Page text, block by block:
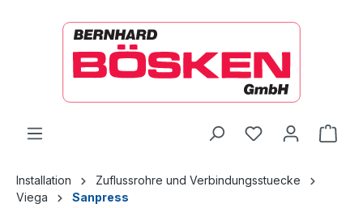
Installation
Zuflussrohre und Verbindungsstuecke
Viega
Sanpress